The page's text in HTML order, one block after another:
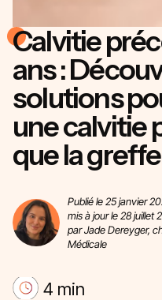
Calvitie
ans :
solutions
une calvitie
que la
Publié le 25 janvier
mis à jour le 28 juillet
par Jade Dereyger,
Médicale
4 min